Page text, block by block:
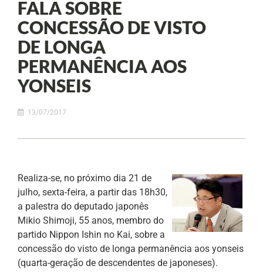
FALA SOBRE
CONCESSÃO DE VISTO
DE LONGA
PERMANÊNCIA AOS
YONSEIS
13/07/2017
Realiza-se, no próximo dia 21 de
julho, sexta-feira, a partir das 18h30,
a palestra do deputado japonês
Mikio Shimoji, 55 anos, membro do
partido Nippon Ishin no Kai, sobre a
concessão do visto de longa permanência aos yonseis
(quarta-geração de descendentes de japoneses).